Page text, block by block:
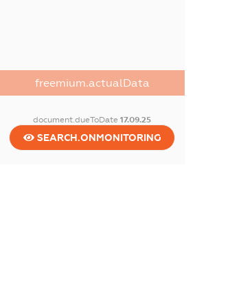
freemium.actualData
document.dueToDate17.09.25
SEARCH.ONMONITORING